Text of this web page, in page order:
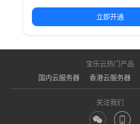
立即开通
宝乐云热门产品
国内云服务器
香港云服务器
关注我们